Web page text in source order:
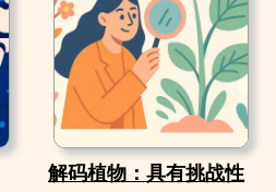
解码植物：具有挑战性